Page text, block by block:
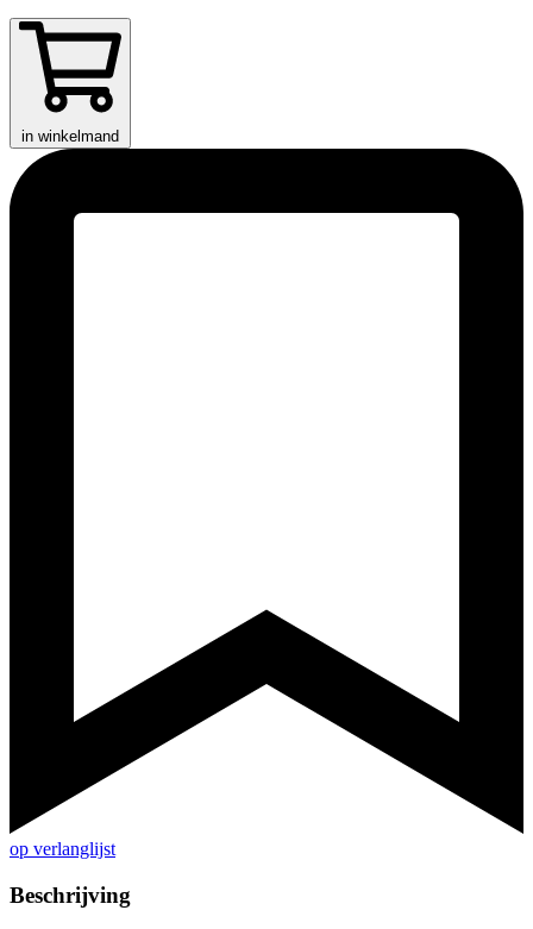
in winkelmand
op verlanglijst
Beschrijving